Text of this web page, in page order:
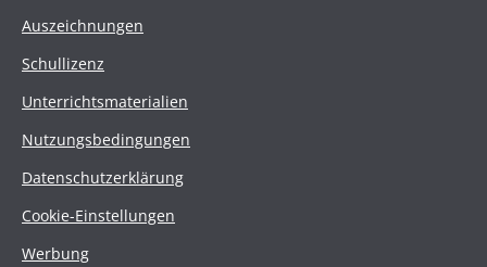
Auszeichnungen
Schullizenz
Unterrichtsmaterialien
Nutzungsbedingungen
Datenschutzerklärung
Cookie-Einstellungen
Werbung